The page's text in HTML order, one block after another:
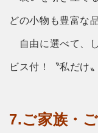
どの小物も豊富な
自由に選べて、
ビス付！〝私だけ
7.ご家族・